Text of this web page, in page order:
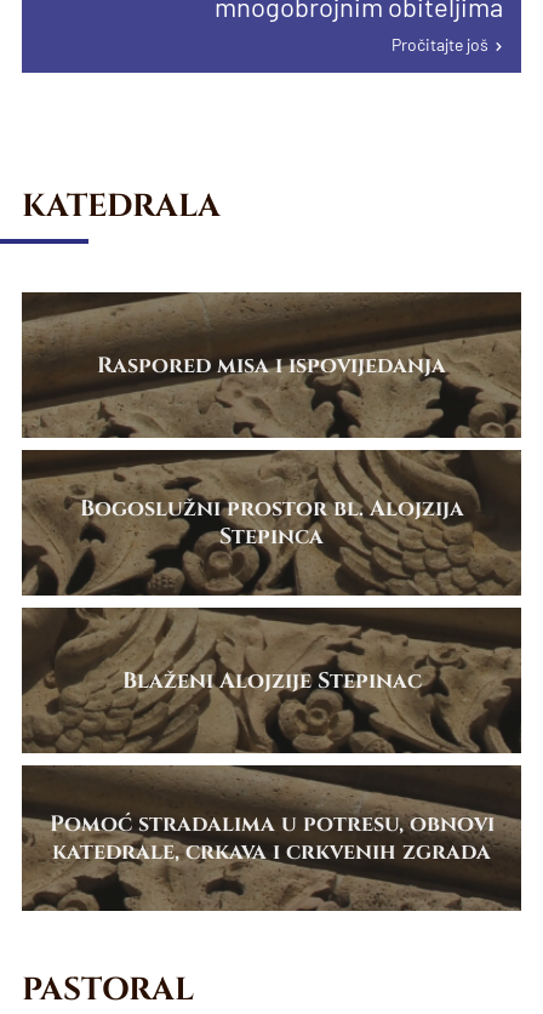
mnogobrojnim obiteljima
Pročitajte još
Biskup Kovač predvodio misno slavlje na
301. hodočašću Samoboraca u Mariju
Bistricu
Pročitajte još
KATEDRALA
Raspored misa i ispovijedanja
Bogoslužni prostor bl. Alojzija
Stepinca
Blaženi Alojzije Stepinac
Pomoć stradalima u potresu, obnovi
katedrale, crkava i crkvenih zgrada
PASTORAL